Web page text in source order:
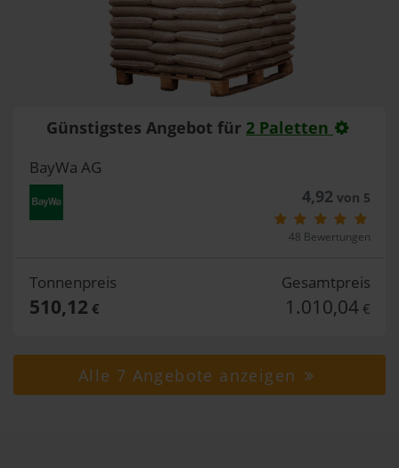
Günstigstes Angebot für 2 Paletten
BayWa AG
4,92von 5
48 Bewertungen
Tonnenpreis
510,12 €
Gesamtpreis
1.010,04 €
Alle 7 Angebote anzeigen